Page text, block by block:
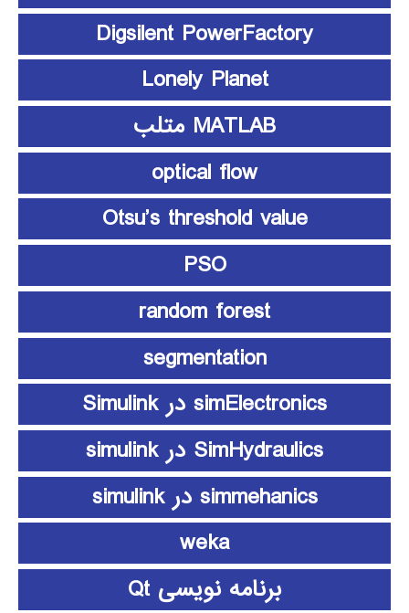
Digsilent PowerFactory
Lonely Planet
MATLAB متلب
optical flow
Otsu’s threshold value
PSO
random forest
segmentation
simElectronics در Simulink
SimHydraulics در simulink
simmehanics در simulink
weka
برنامه نویسی Qt